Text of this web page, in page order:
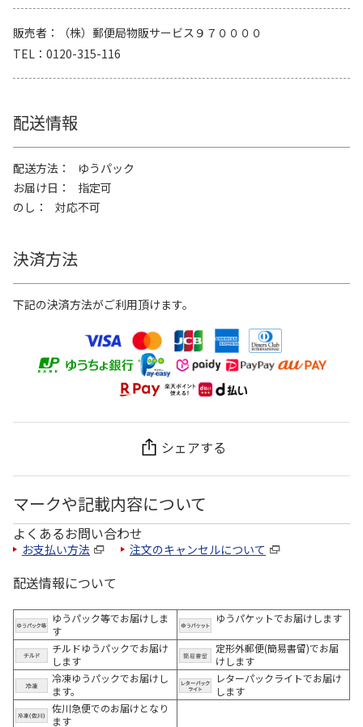
販売者
（株）郵便局物販サービス９７００００
TEL
0120-315-116
配送情報
配送方法
ゆうパック
お届け日
指定可
のし
対応不可
決済方法
下記の決済方法がご利用頂けます。
シェアする
マークや記載内容について
よくあるお問い合わせ
お支払い方法 注文のキャンセルについて
配送情報について
ゆうパック等でお届けしま
す
ゆうパケットでお届けします
チルドゆうパックでお届け
します
定形外郵便(簡易書留)でお届
けします
冷凍ゆうパックでお届けし
ます。
レターパックライトでお届け
します
佐川急便でのお届けとなり
ます